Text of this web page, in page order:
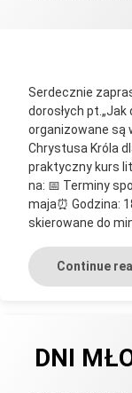
Serdecznie
dorosłych
organizowane są
Chrystusa Króla
praktyczny kurs
na: 📅 Terminy
maja⏰ Godzina:
skierowane do
Continue
DNI